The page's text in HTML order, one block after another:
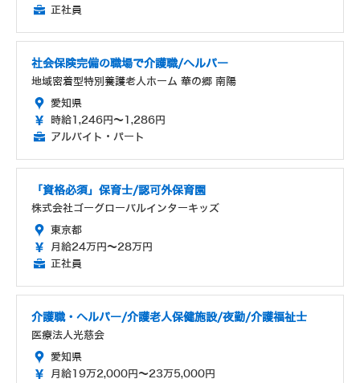
正社員
社会保険完備の職場で介護職/ヘルパー
地域密着型特別養護老人ホーム 華の郷 南陽
愛知県
時給1,246円～1,286円
アルバイト・パート
「資格必須」保育士/認可外保育園
株式会社ゴーグローバルインターキッズ
東京都
月給24万円～28万円
正社員
介護職・ヘルパー/介護老人保健施設/夜勤/介護福祉士
医療法人光慈会
愛知県
月給19万2,000円～23万5,000円